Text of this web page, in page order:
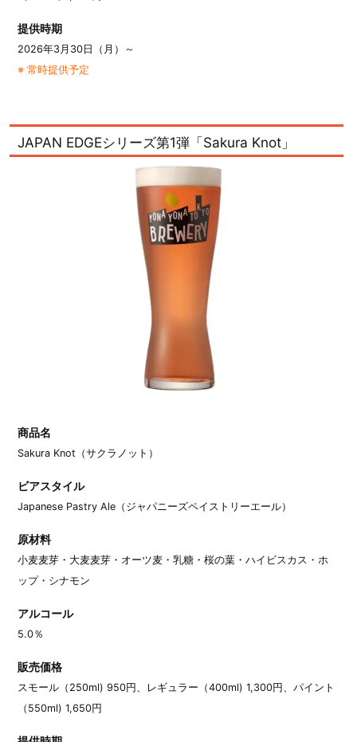
提供時期
2026年3月30日（月）～
※ 常時提供予定
JAPAN EDGEシリーズ第1弾「Sakura Knot」
商品名
Sakura Knot（サクラノット）
ビアスタイル
Japanese Pastry Ale（ジャパニーズペイストリーエール）
原材料
小麦麦芽・大麦麦芽・オーツ麦・乳糖・桜の葉・ハイビスカス・ホ
ップ・シナモン
アルコール
5.0％
販売価格
スモール（250ml) 950円、レギュラー（400ml) 1,300円、パイント
（550ml) 1,650円